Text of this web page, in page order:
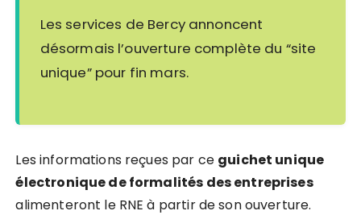
Les services de Bercy annoncent
désormais l’ouverture complète du “site
unique” pour fin mars.
Les informations reçues par ce guichet unique
électronique de formalités des entreprises
alimenteront le RNE à partir de son ouverture.